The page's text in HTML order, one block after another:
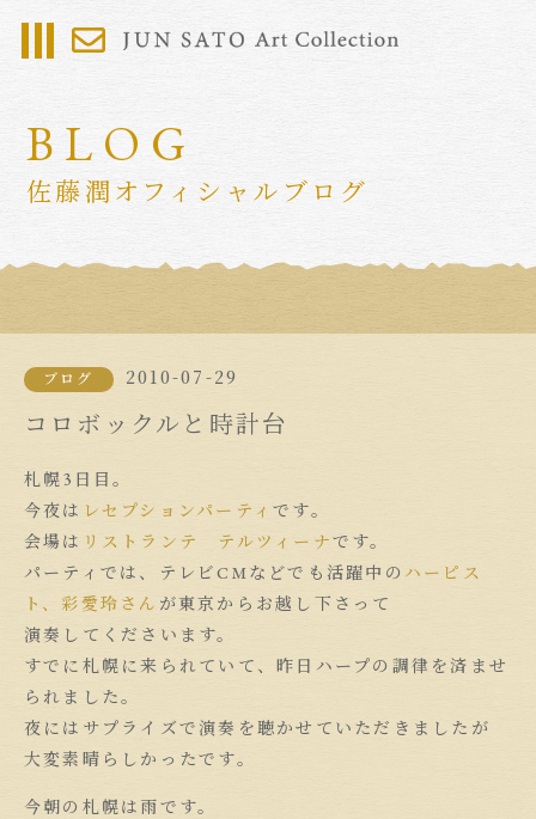
BLOG
佐藤潤オフィシャルブログ
ブログ 2010-07-29
コロボックルと時計台
札幌3日目。
今夜は レセプションパーティです。
会場は リストランテ テルツィーナです。
パーティでは、テレビCMなどでも活躍中の ハーピス
ト、彩愛玲さん が東京からお越し下さって
演奏してくださいます。
すでに札幌に来られていて、昨日ハープの調律を済ませ
られました。
夜にはサプライズで演奏を聴かせていただきましたが
大変素晴らしかったです。
今朝の札幌は雨です。